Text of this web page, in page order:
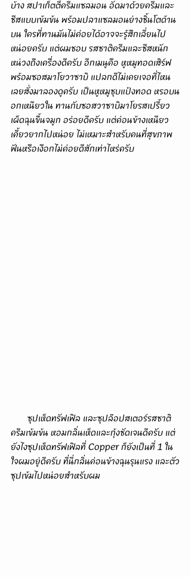
บ้าง สปาเก็ตตี้ครีมแซลมอน อัดมาด้วยครีมและ
ชีสแบบเข้มข้น พร้อมปลาแซลมอนย่างชิ้นโตด้าน
บน ใครที่ทานมันไม่ค่อยได้อาจจะรู้สึกเลี่ยนไป
หน่อยครับ แต่ผมชอบ รสชาติครีมและชีสหนัก
หน่วงถึงเครื่องดีครับ อีกเมนูคือ หูหมูทอดเสิร์ฟ
พร้อมซอสมาโยวาซาบิ แปลกดีไม่เคยเจอที่ไหน
เลยสั่งมาลองดูครับ เป็นหูหมูชุบแป้งทอด หรอบน
อกเหนียวใน ทานกับซอสวาซาบิมาโยรสเปรี้ยว
เผ็ดฉุนขึ้นจมูก อร่อยดีครับ แต่ค่อนข้างเหนียว
เคี้ยวยากไปหน่อย ไม่เหมาะสำหรับคนที่สุขภาพ
ฟันหรือเงือกไม่ค่อยดีสักเท่าไหร่ครับ
ครีมเข้มข้น หอมกลิ่นเห็ดและกุ้งชัดเจนดีครับ แต่
ยังไงซุปเห็ดทรัฟเฟิลที่ Copper ก็ยังเป็นที่ 1 ใน
ใจผมอยู่ดีครับ ที่นี่กลิ่นค่อนข้างฉุนรุนแรง และตัว
ซุปเข้มไปหน่อยสำหรับผม